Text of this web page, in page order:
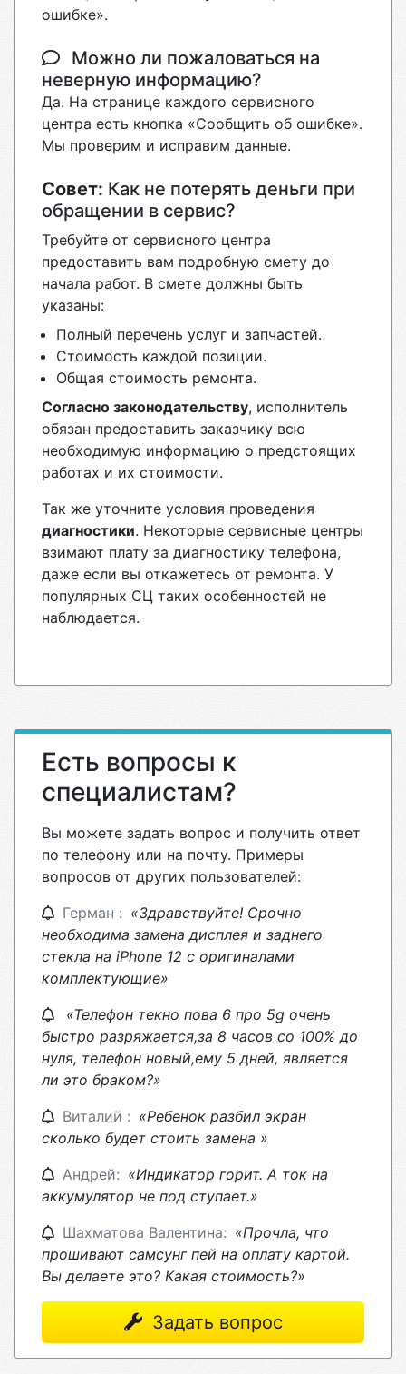
ошибке».
Можно ли пожаловаться на
неверную информацию?
Да. На странице каждого сервисного
центра есть кнопка «Сообщить об ошибке».
Мы проверим и исправим данные.
Совет: Как не потерять деньги при
обращении в сервис?
Требуйте от сервисного центра
предоставить вам подробную смету до
начала работ. В смете должны быть
указаны:
Полный перечень услуг и запчастей.
Стоимость каждой позиции.
Общая стоимость ремонта.
Согласно законодательству, исполнитель
обязан предоставить заказчику всю
необходимую информацию о предстоящих
работах и их стоимости.
Так же уточните условия проведения
диагностики. Некоторые сервисные центры
взимают плату за диагностику телефона,
даже если вы откажетесь от ремонта. У
популярных СЦ таких особенностей не
наблюдается.
Есть вопросы к
специалистам?
Вы можете задать вопрос и получить ответ
по телефону или на почту. Примеры
вопросов от других пользователей:
Герман : «Здравствуйте! Срочно
необходима замена дисплея и заднего
стекла на iPhone 12 с оригиналами
комплектующие»
«Телефон текно пова 6 про 5g очень
быстро разряжается,за 8 часов со 100% до
нуля, телефон новый,ему 5 дней, является
ли это браком?»
Виталий : «Ребенок разбил экран
сколько будет стоить замена »
Андрей: «Индикатор горит. А ток на
аккумулятор не под ступает.»
Шахматова Валентина: «Прочла, что
прошивают самсунг пей на оплату картой.
Вы делаете это? Какая стоимость?»
Задать вопрос